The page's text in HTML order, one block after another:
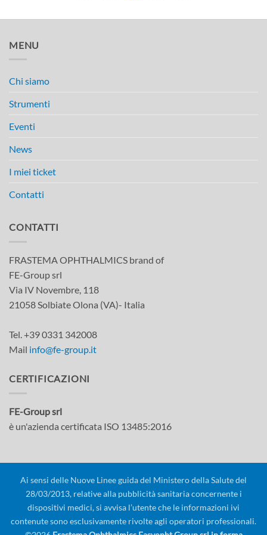
MENU
Chi siamo
Strumenti
Eventi
News
I miei ticket
Contatti
CONTATTI
FRASTEMA OPHTHALMICS brand of
FE-Group srl
Via IV Novembre, 118
21058 Solbiate Olona (VA)- Italia
Tel. +39 0331 342008
Mail info@fe-group.it
CERTIFICAZIONI
FE-Group srl
è un'azienda certificata ISO 13485:2016
Ai sensi delle Nuove Linee guida del Ministero della Salute del
28/03/2013, relative alla pubblicità sanitaria concernente i
dispositivi medici, si avvisa l’utente che le informazioni ivi
contenute sono esclusivamente rivolte agli operatori professionali.